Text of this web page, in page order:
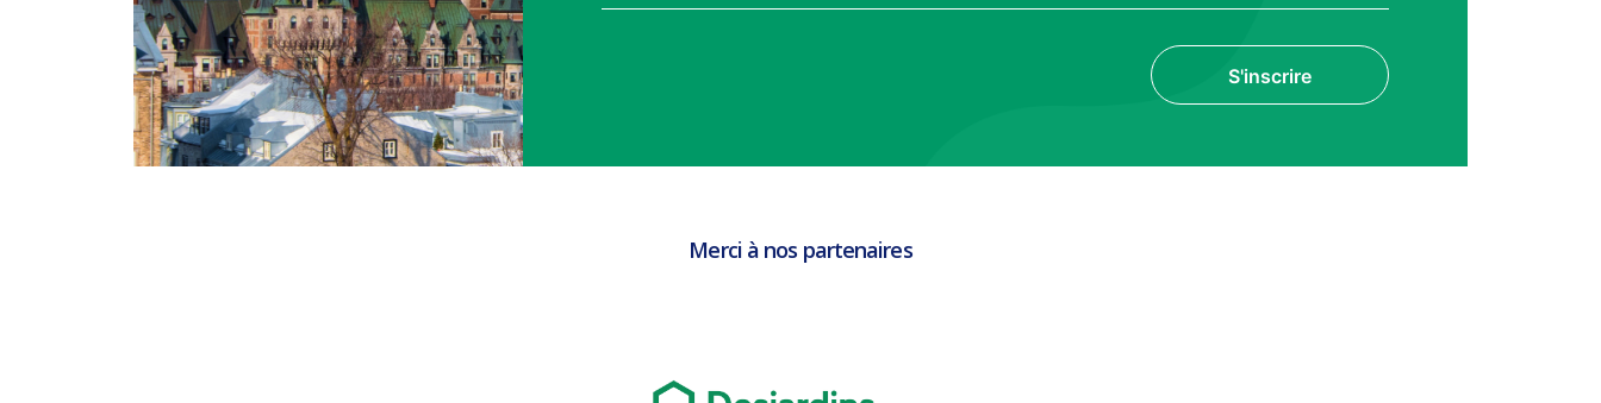
S'inscrire
Merci à nos partenaires